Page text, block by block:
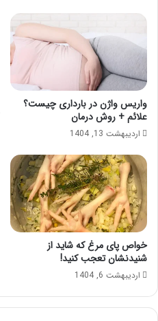
واریس واژن در بارداری چیست؟
علائم + روش درمان
اردیبهشت 13, 1404
خواص پای مرغ که شاید از
شنیدنشان تعجب کنید!
اردیبهشت 6, 1404